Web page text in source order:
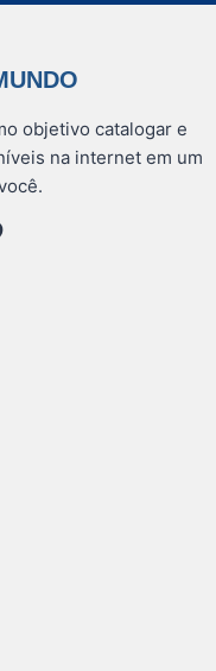
objetivo catalogar e
na internet em um